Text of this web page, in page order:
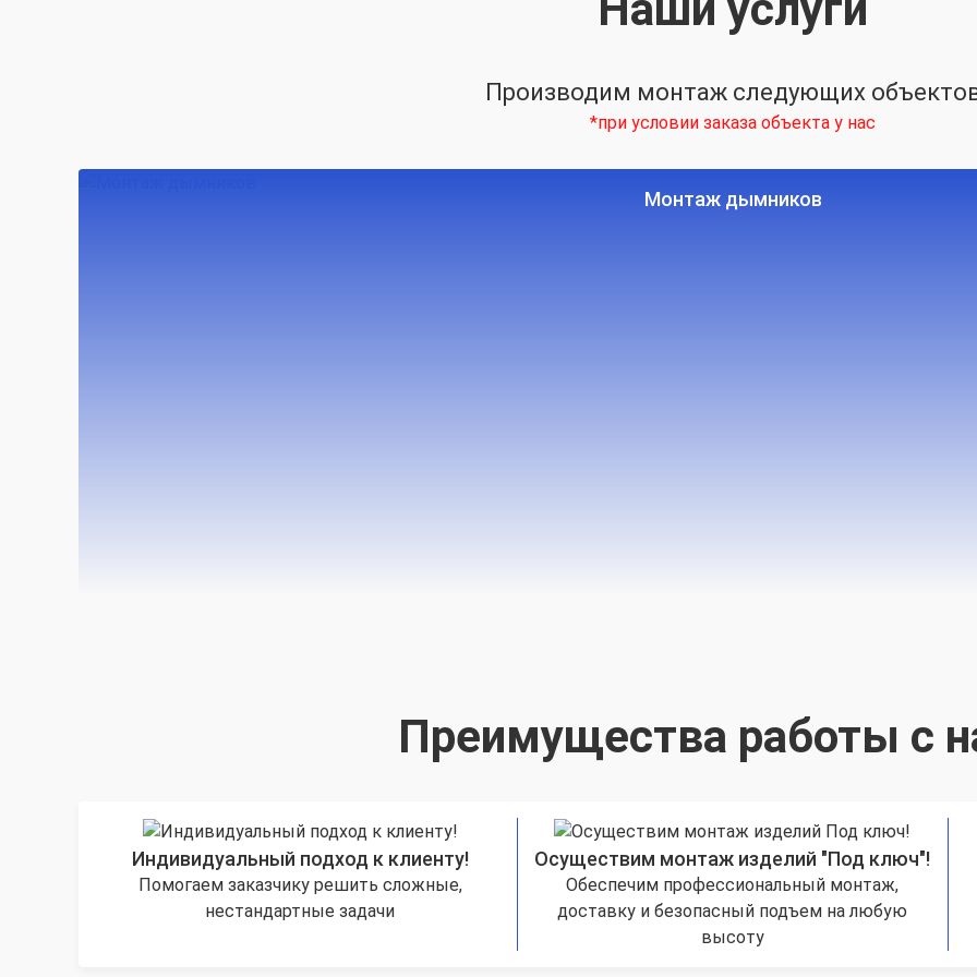
Производим монтаж следующих
*при условии заказа объекта у нас
Монтаж дымников
Преимущества работы с
Индивидуальный подход к клиенту!
Помогаем заказчику решить сложные,
нестандартные задачи
Осуществим монтаж изделий "Под ключ"!
Обеспечим профессиональный монтаж,
доставку и безопасный подъем на любую
высоту